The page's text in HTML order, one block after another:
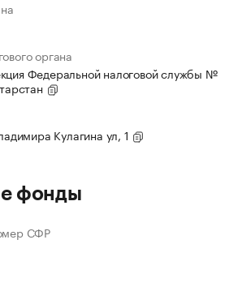
органа
Федеральной налоговой службы №
Кулагина ул, 1
фонды
СФР